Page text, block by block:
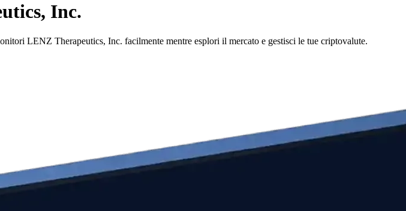
Inc.
LENZ Therapeutics, Inc. facilmente mentre esplori il mercato e gestisci le tue criptovalute.